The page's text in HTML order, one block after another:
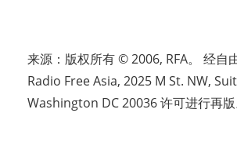
来源：版权所有 © 2006, RFA。 经自
Radio Free Asia, 2025 M St. NW,
Washington DC 20036 许可进行再版